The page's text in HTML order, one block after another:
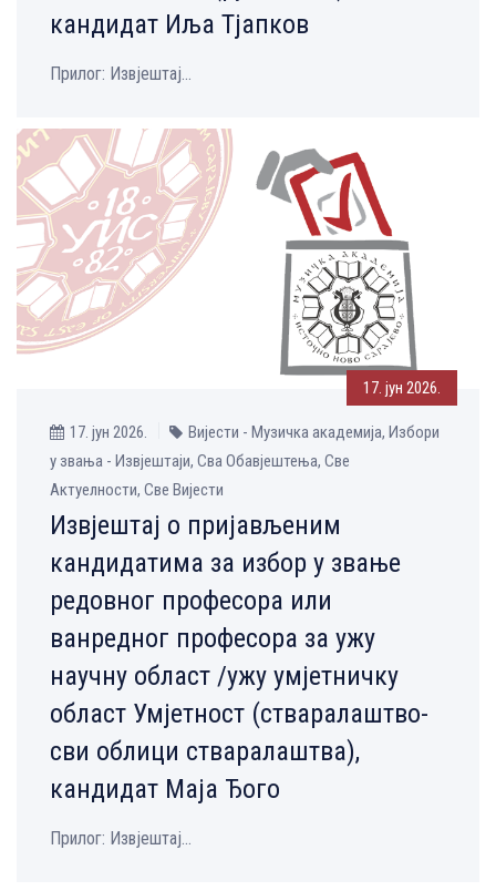
кандидат Иља Тјапков
Прилог: Извјештај...
17. јун 2026.
17. јун 2026.
Вијести - Музичка aкадемија, Избори
у звања - Извјештаји, Сва Обавјештења, Све
Aктуелности, Све Вијести
Извјештај о пријављеним
кандидатима за избор у звање
редовног професора или
ванредног професора за ужу
научну област /ужу умјетничку
област Умјетност (стваралаштво-
сви облици стваралаштва),
кандидат Маја Ђого
Прилог: Извјештај...